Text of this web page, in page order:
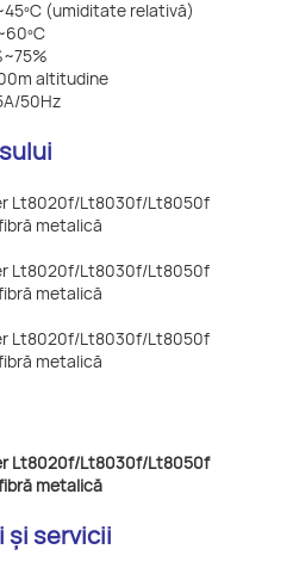
(umiditate relativă)
altitudine
50Hz
și servicii